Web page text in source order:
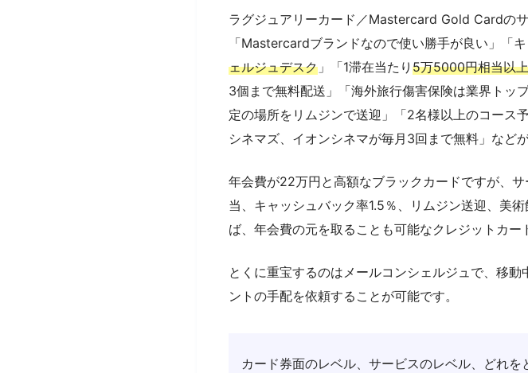
ラグジュアリーカード／Mastercard Gold Cardの
「Mastercardブランドなので使い勝手が良い」「
ェルジュデスク 」「1滞在当たり 5万5000円相当以
3個まで無料配送」「海外旅行傷害保険は業界トッ
定の場所をリムジンで送迎」「2名様以上のコース
シネマズ、イオンシネマが毎月3回まで無料」などが
年会費が22万円と高額なブラックカードですが、
当、キャッシュバック率1.5％、リムジン送迎、美
ば、年会費の元を取ることも可能なクレジットカー
とくに重宝するのはメールコンシェルジュで、移
ントの手配を依頼することが可能です。
カード券面のレベル、サービスのレベル、どれ